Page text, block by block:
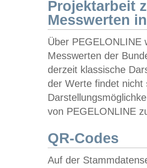
Projektarbeit
Messwerten
Über PEGELONLINE
Messwerten der
derzeit klassische
der Werte findet
von PEGELONLINE
QR-Codes
Auf der